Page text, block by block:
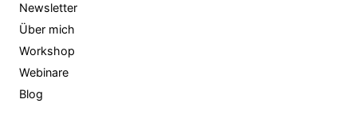
Newsletter
Über mich
Workshop
Webinare
Blog